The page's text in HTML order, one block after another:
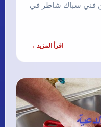
سباك شاطر في
اقرأ المزيد →